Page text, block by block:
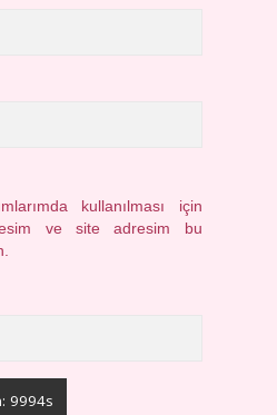
kullanılması için
ve site adresim bu